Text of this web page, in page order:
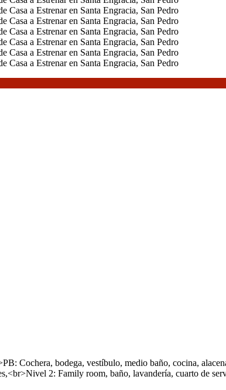
Cochera, bodega, vestíbulo, medio baño, cocina,
2: Family room, baño, lavandería, cuarto de